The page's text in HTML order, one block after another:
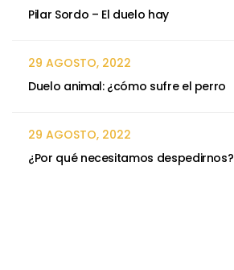
Pilar Sordo – El duelo hay
29 AGOSTO, 2022
Duelo animal: ¿cómo sufre el perro
29 AGOSTO, 2022
¿Por qué necesitamos despedirnos?